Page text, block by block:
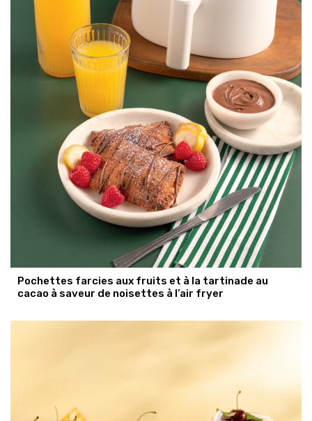
Pochettes farcies aux fruits et à la tartinade au
cacao à saveur de noisettes à l’air fryer